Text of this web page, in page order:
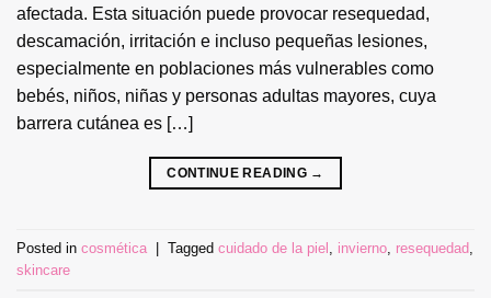
afectada. Esta situación puede provocar resequedad,
descamación, irritación e incluso pequeñas lesiones,
especialmente en poblaciones más vulnerables como
bebés, niños, niñas y personas adultas mayores, cuya
barrera cutánea es […]
CONTINUE READING →
Posted in cosmética | Tagged cuidado de la piel invierno resequedad
skincare